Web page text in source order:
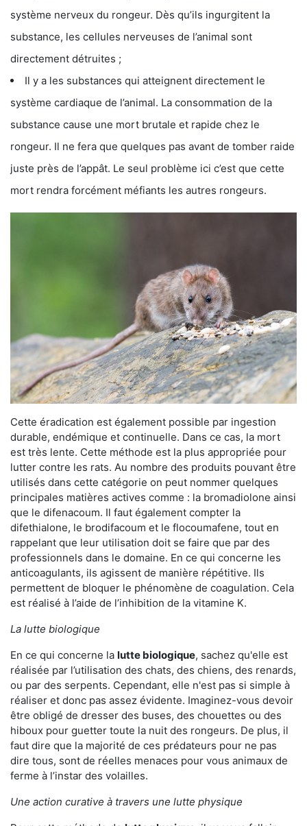
système nerveux du rongeur. Dès qu’ils ingurgitent la
substance, les cellules nerveuses de l’animal sont
directement détruites ;
Il y a les substances qui atteignent directement le
système cardiaque de l’animal. La consommation de la
substance cause une mort brutale et rapide chez le
rongeur. Il ne fera que quelques pas avant de tomber raide
juste près de l’appât. Le seul problème ici c’est que cette
mort rendra forcément méfiants les autres rongeurs.
Cette éradication est également possible par ingestion
durable, endémique et continuelle. Dans ce cas, la mort
est très lente. Cette méthode est la plus appropriée pour
lutter contre les rats. Au nombre des produits pouvant être
utilisés dans cette catégorie on peut nommer quelques
principales matières actives comme : la bromadiolone ainsi
que le difenacoum. Il faut également compter la
difethialone, le brodifacoum et le flocoumafene, tout en
rappelant que leur utilisation doit se faire que par des
professionnels dans le domaine. En ce qui concerne les
anticoagulants, ils agissent de manière répétitive. Ils
permettent de bloquer le phénomène de coagulation. Cela
est réalisé à l’aide de l’inhibition de la vitamine K.
La lutte biologique
En ce qui concerne la lutte biologique, sachez qu'elle est
réalisée par l’utilisation des chats, des chiens, des renards,
ou par des serpents. Cependant, elle n'est pas si simple à
réaliser et donc pas assez évidente. Imaginez-vous devoir
être obligé de dresser des buses, des chouettes ou des
hiboux pour guetter toute la nuit des rongeurs. De plus, il
faut dire que la majorité de ces prédateurs pour ne pas
dire tous, sont de réelles menaces pour vous animaux de
ferme à l’instar des volailles.
Une action curative à travers une lutte physique